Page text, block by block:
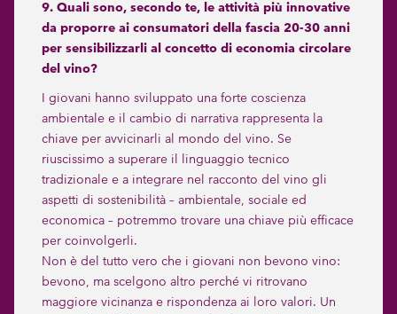
9. Quali sono, secondo te, le attività più innovative
da proporre ai consumatori della fascia 20-30 anni
per sensibilizzarli al concetto di economia circolare
del vino?
I giovani hanno sviluppato una forte coscienza
ambientale e il cambio di narrativa rappresenta la
chiave per avvicinarli al mondo del vino. Se
riuscissimo a superare il linguaggio tecnico
tradizionale e a integrare nel racconto del vino gli
aspetti di sostenibilità – ambientale, sociale ed
economica – potremmo trovare una chiave più efficace
per coinvolgerli.
Non è del tutto vero che i giovani non bevono vino:
bevono, ma scelgono altro perché vi ritrovano
maggiore vicinanza e rispondenza ai loro valori. Un